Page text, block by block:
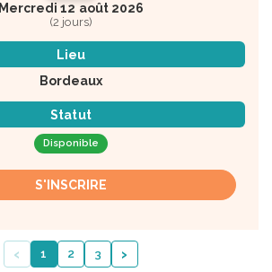
Mercredi 12 août 2026
(2 jours)
Lieu
Bordeaux
Statut
Disponible
S'INSCRIRE
‹ 1 2 3 ›